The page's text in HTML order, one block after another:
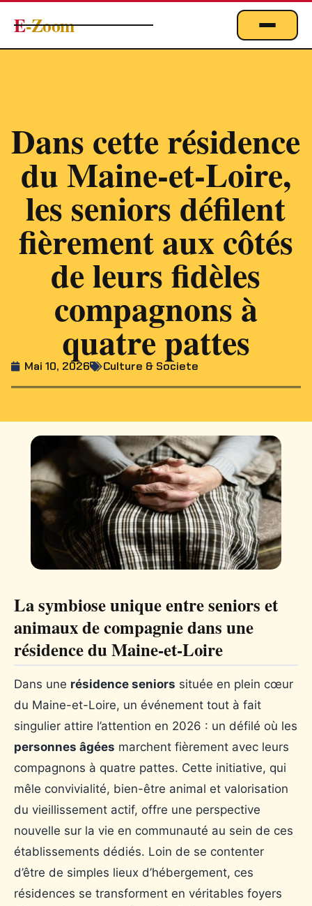
E-Zoom
EMPLOI
MARKETING & DIGITAL
TECHNOLOGIE
À PROPOS
Dans cette résidence
du Maine-et-Loire,
les seniors défilent
fièrement aux côtés
de leurs fidèles
compagnons à
quatre pattes
Mai 10, 2026 Culture & Societe
La symbiose unique entre seniors et
animaux de compagnie dans une
résidence du Maine-et-Loire
Dans une résidence seniors située en plein cœur
du Maine-et-Loire, un événement tout à fait
singulier attire l’attention en 2026 : un défilé où les
personnes âgées marchent fièrement avec leurs
compagnons à quatre pattes. Cette initiative, qui
mêle convivialité, bien-être animal et valorisation
du vieillissement actif, offre une perspective
nouvelle sur la vie en communauté au sein de ces
établissements dédiés. Loin de se contenter
d’être de simples lieux d’hébergement, ces
résidences se transforment en véritables foyers